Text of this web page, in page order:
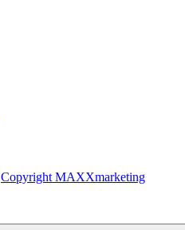
Copyright MAXXmarketing